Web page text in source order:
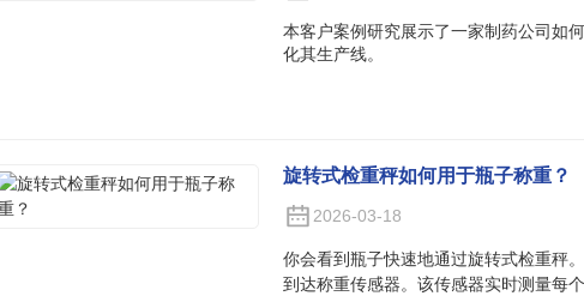
本客户案例研究展示了一家制药公司如
化其生产线。
旋转式检重秤如何用于瓶子称重？
2026-03-18
你会看到瓶子快速地通过旋转式检重秤
到达称重传感器。该传感器实时测量每